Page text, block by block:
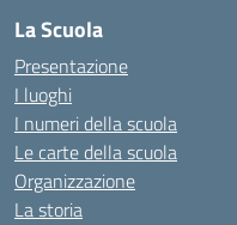
La Scuola
Presentazione
I luoghi
I numeri della scuola
Le carte della scuola
Organizzazione
La storia